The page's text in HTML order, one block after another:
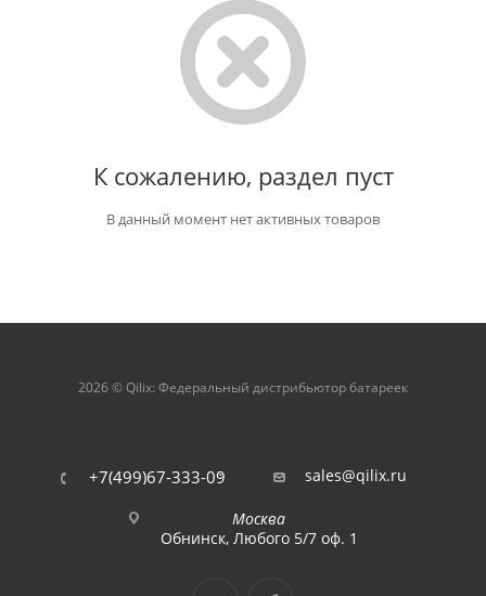
К сожалению, раздел пуст
В данный момент нет активных товаров
2026 © Qilix: Федеральный дистрибьютор батареек
+7(499)67-333-09 sales@qilix.ru
Москва
Обнинск, Любого 5/7 оф. 1